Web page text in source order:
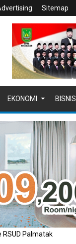
Sitemap
EKONOMI BISNIS
RSUD Palmatak